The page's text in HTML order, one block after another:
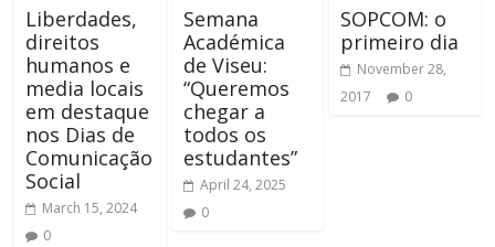
Liberdades,
direitos
humanos e
media locais
em destaque
nos Dias de
Comunicação
Social
March 15, 2024
0
Semana
Académica
de Viseu:
“Queremos
chegar a
todos os
estudantes”
April 24, 2025
0
SOPCOM: o
primeiro dia
November 28,
2017
0